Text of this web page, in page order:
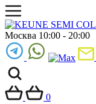
Москва 10:00 - 20:00
0